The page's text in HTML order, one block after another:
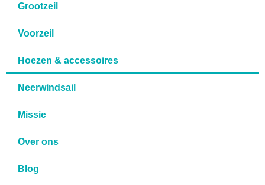
Grootzeil
Voorzeil
Hoezen & accessoires
Neerwindsail
Missie
Over ons
Blog